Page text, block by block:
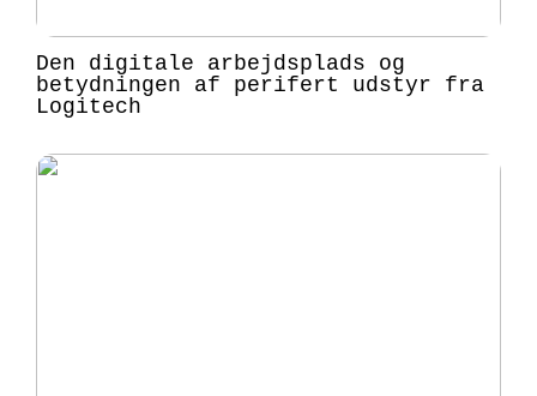
Den digitale arbejdsplads og
betydningen af perifert udstyr fra
Logitech